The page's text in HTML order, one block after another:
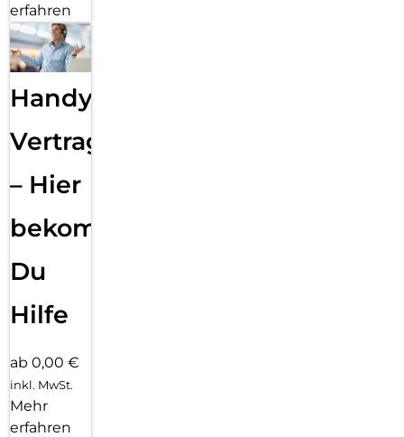
erfahren
Handy
Vertragsabwicklung
– Hier
bekommst
Du
Hilfe
ab 0,00 €
inkl. MwSt.
Mehr
erfahren